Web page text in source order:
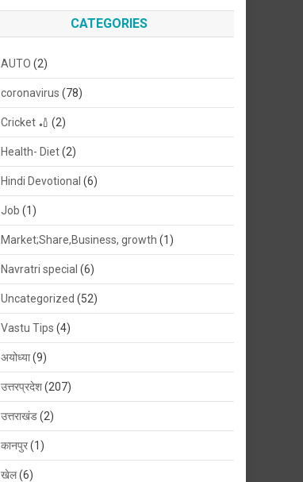
CATEGORIES
AUTO (2)
coronavirus (78)
Cricket 🏏 (2)
Health- Diet(2)
Hindi Devotional (6)
Job (1)
Market;Share,Business, growth (1)
Navratri special (6)
Uncategorized (52)
Vastu Tips (4)
अयोध्या(9)
उत्तरप्रदेश(207)
उत्तराखंड(2)
कानपुर(1)
खेल(6)